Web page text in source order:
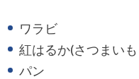
ワラビ
紅はるか(さつまいも
パン